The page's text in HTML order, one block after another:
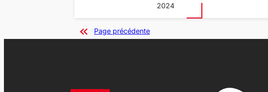
2024
Page précédente